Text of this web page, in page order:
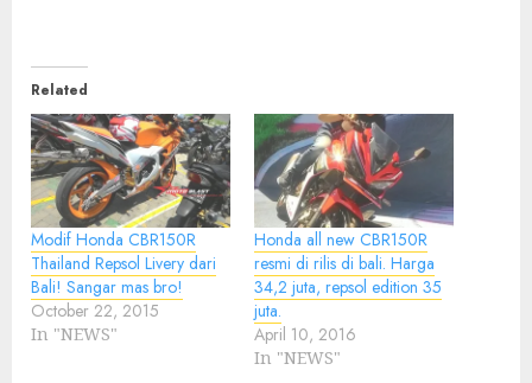
Related
Modif Honda CBR150R
Thailand Repsol Livery dari
Bali! Sangar mas bro!
October 22, 2015
In "NEWS"
Honda all new CBR150R
resmi di rilis di bali. Harga
34,2 juta, repsol edition 35
juta.
April 10, 2016
In "NEWS"